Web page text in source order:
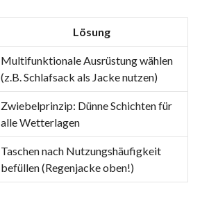
Lösung
Multifunktionale Ausrüstung wählen
(z.B. Schlafsack als Jacke nutzen)
Zwiebelprinzip: Dünne Schichten für
alle Wetterlagen
Taschen nach Nutzungshäufigkeit
befüllen (Regenjacke oben!)